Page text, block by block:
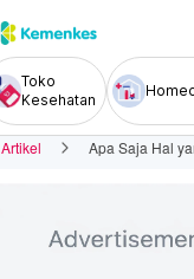
Toko
Kesehatan
Artikel Apa Saja Hal